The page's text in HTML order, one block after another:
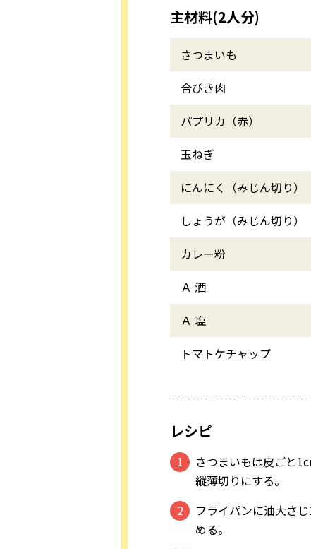
主材料(2人分)
さつまいも
合びき肉
パプリカ（赤）
玉ねぎ
にんにく（みじん切り）
しょうが（みじん切り）
カレー粉
Ａ 酒
Ａ 塩
トマトケチャップ
レシピ
さつまいもは皮ごと
縦薄切りにする。
フライパンに油大さ
める。